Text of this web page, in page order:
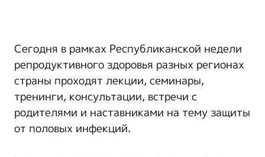
Сегодня в рамках Республиканской недели
репродуктивного здоровья разных регионах
страны проходят лекции, семинары,
тренинги, консультации, встречи с
родителями и наставниками на тему защиты
от половых инфекций.